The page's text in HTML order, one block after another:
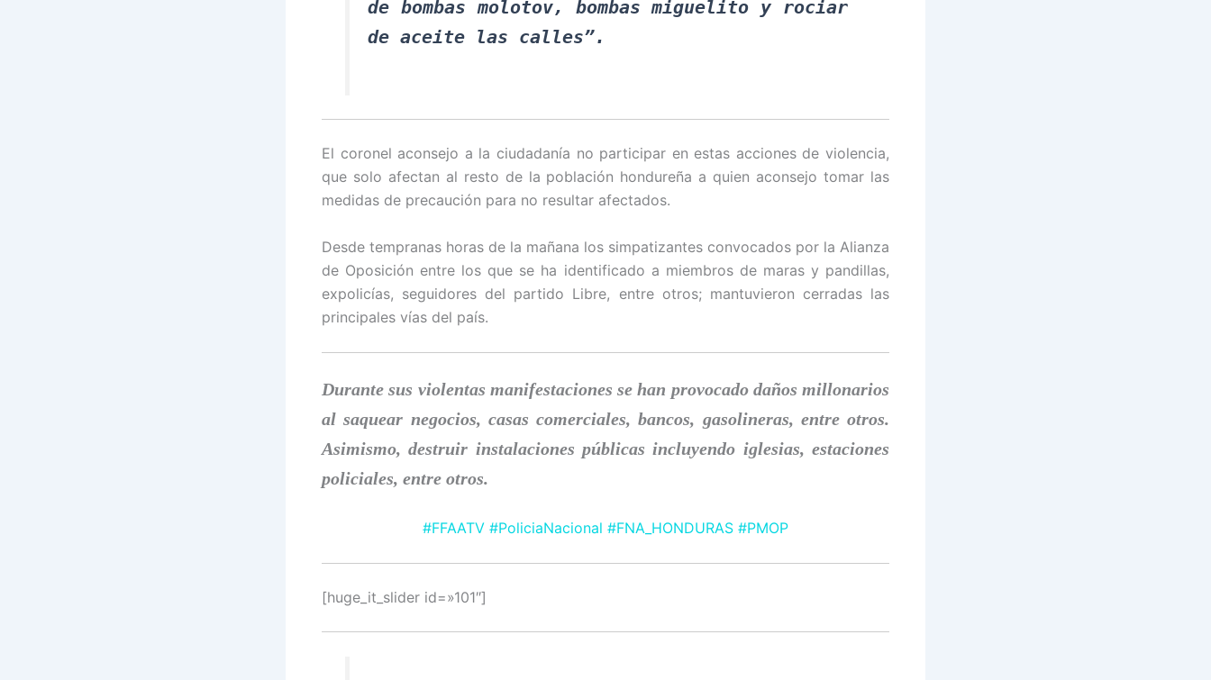
de bombas molotov, bombas miguelito y rociar
de aceite las calles”.
El coronel aconsejo a la ciudadanía no participar en estas acciones de violencia,
que solo afectan al resto de la población hondureña a quien aconsejo tomar las
medidas de precaución para no resultar afectados.
Desde tempranas horas de la mañana los simpatizantes convocados por la Alianza
de Oposición entre los que se ha identificado a miembros de maras y pandillas,
expolicías, seguidores del partido Libre, entre otros; mantuvieron cerradas las
principales vías del país.
Durante sus violentas manifestaciones se han provocado daños millonarios
al saquear negocios, casas comerciales, bancos, gasolineras, entre otros.
Asimismo, destruir instalaciones públicas incluyendo iglesias, estaciones
policiales, entre otros.
#FFAATV #PoliciaNacional #FNA_HONDURAS #PMOP
[huge_it_slider id=»101″]